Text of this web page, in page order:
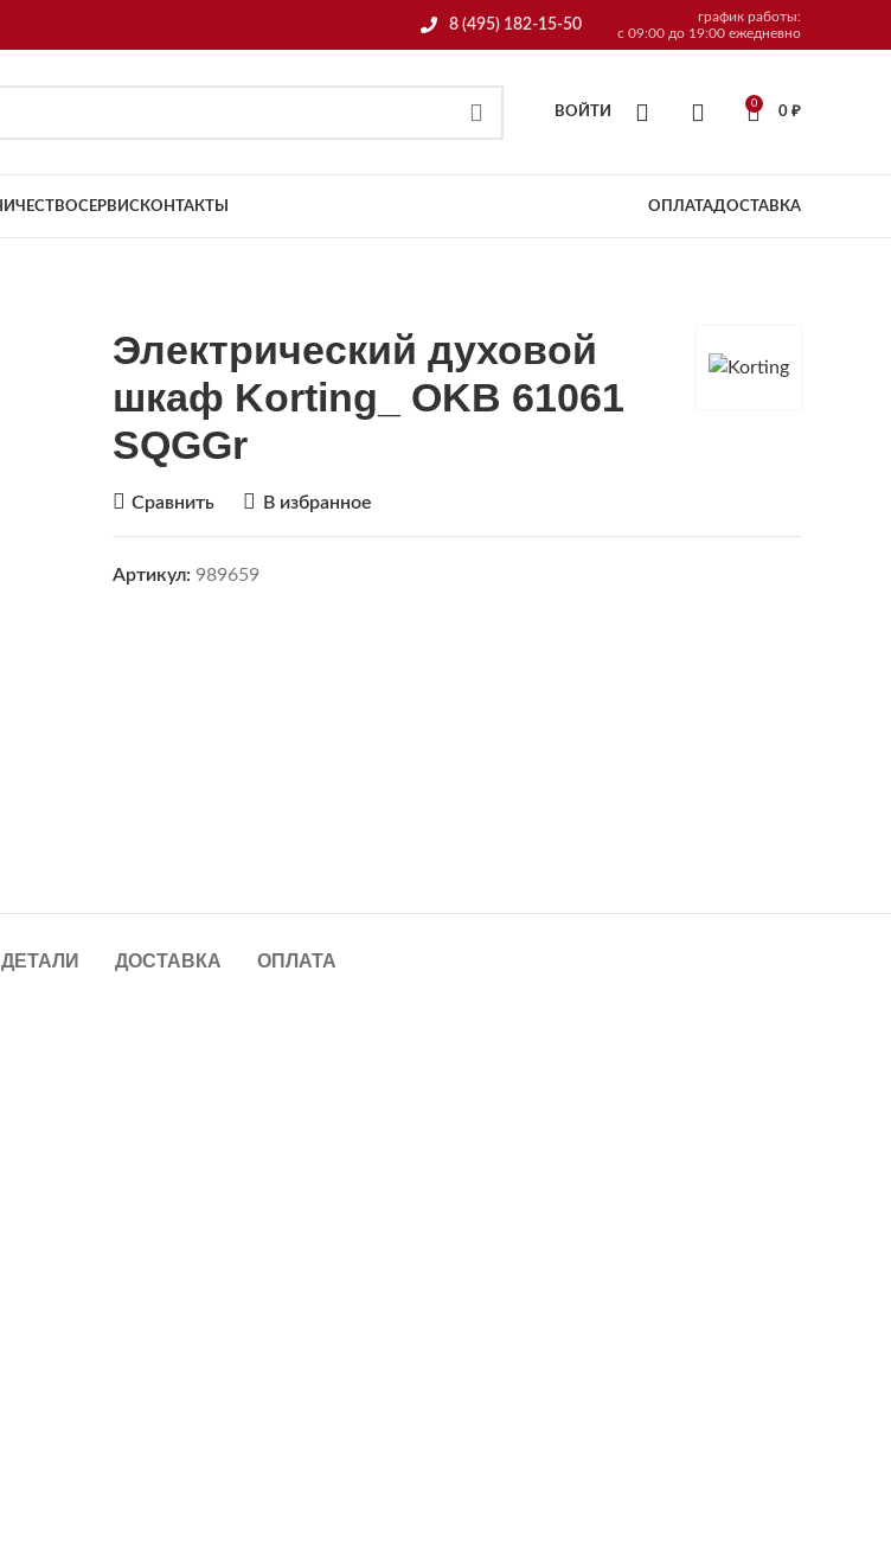
8 (495) 182-15-50
график работы:
с 09:00 до 19:00 ежедневно
ВОЙТИ
0
0 ₽
СЕРВИСКОНТАКТЫ ОПЛАТАДОСТАВКА
Электрический духовой
шкаф Korting_ OKB 61061
SQGGr
Сравнить В избранное
Артикул: 989659
ДЕТАЛИ ДОСТАВКА ОПЛАТА